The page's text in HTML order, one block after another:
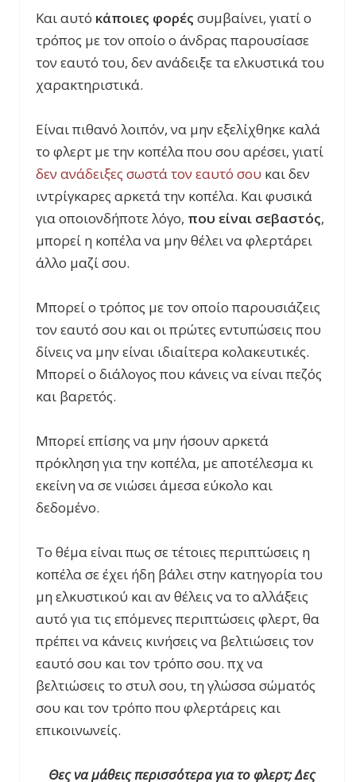
Και αυτό κάποιες φορές συμβαίνει, γιατί ο
τρόπος με τον οποίο ο άνδρας παρουσίασε
τον εαυτό του, δεν ανάδειξε τα ελκυστικά του
χαρακτηριστικά.
Είναι πιθανό λοιπόν, να μην εξελίχθηκε καλά
το φλερτ με την κοπέλα που σου αρέσει, γιατί
δεν ανάδειξες σωστά τον εαυτό σου και δεν
ιντρίγκαρες αρκετά την κοπέλα. Και φυσικά
για οποιονδήποτε λόγο, που είναι σεβαστός,
μπορεί η κοπέλα να μην θέλει να φλερτάρει
άλλο μαζί σου.
Μπορεί ο τρόπος με τον οποίο παρουσιάζεις
τον εαυτό σου και οι πρώτες εντυπώσεις που
δίνεις να μην είναι ιδιαίτερα κολακευτικές.
Μπορεί ο διάλογος που κάνεις να είναι πεζός
και βαρετός.
Μπορεί επίσης να μην ήσουν αρκετά
πρόκληση για την κοπέλα, με αποτέλεσμα κι
εκείνη να σε νιώσει άμεσα εύκολο και
δεδομένο.
Το θέμα είναι πως σε τέτοιες περιπτώσεις η
κοπέλα σε έχει ήδη βάλει στην κατηγορία του
μη ελκυστικού και αν θέλεις να το αλλάξεις
αυτό για τις επόμενες περιπτώσεις φλερτ, θα
πρέπει να κάνεις κινήσεις να βελτιώσεις τον
εαυτό σου και τον τρόπο σου. πχ να
βελτιώσεις το στυλ σου, τη γλώσσα σώματός
σου και τον τρόπο που φλερτάρεις και
επικοινωνείς.
Θες να μάθεις περισσότερα για το φλερτ; Δες